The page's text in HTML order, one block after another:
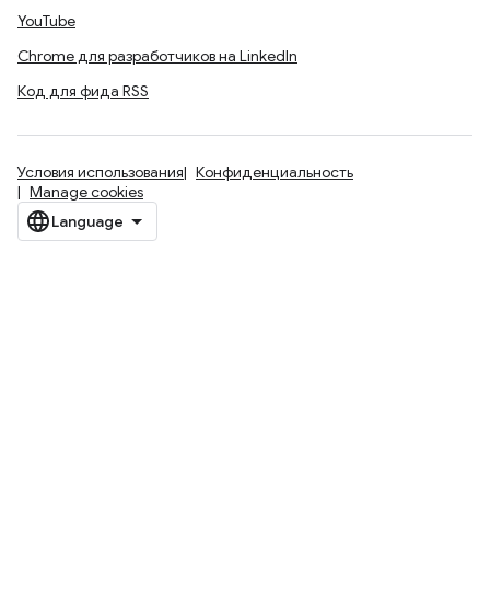
YouTube
Chrome для разработчиков на LinkedIn
Код для фида RSS
Условия использования
Конфиденциальность
Manage cookies